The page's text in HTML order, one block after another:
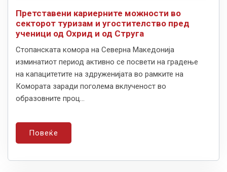
Претставени кариерните можности во
секторот туризам и угостителство пред
ученици од Охрид и од Струга
Стопанската комора на Северна Македонија
изминатиот период активно се посвети на градење
на капацитетите на здруженијата во рамките на
Комората заради поголема вклученост во
образовните проц...
Повеќе